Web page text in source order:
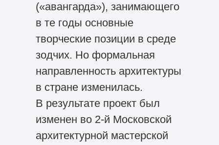
(«авангарда»), занимающего
в те годы основные
творческие позиции в среде
зодчих. Но формальная
направленность архитектуры
в стране изменилась.
В результате проект был
изменен во 2-й Московской
архитектурной мастерской